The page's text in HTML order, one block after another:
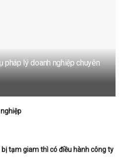
lý doanh nghiệp chuyên
bị tạm giam thì có điều hành công ty